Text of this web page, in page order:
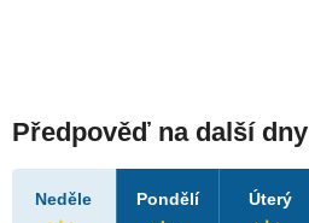
Předpověď na další dny
Neděle Pondělí Úterý